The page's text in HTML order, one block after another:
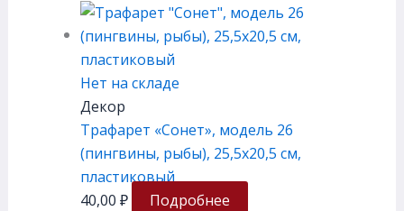
Нет на складе
Декор
Трафарет «Сонет», модель 26
(пингвины, рыбы), 25,5х20,5 см,
пластиковый
40,00 ₽ Подробнее